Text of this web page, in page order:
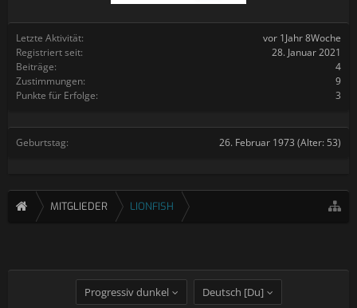
Letzte Aktivität:
vor 1Jahr 8Woche
Registriert seit:
28. Januar 2021
Beiträge:
4
Zustimmungen:
9
Punkte für Erfolge:
3
Geburtstag: 26. Februar 1973 (Alter: 53)
MITGLIEDER LIONFISH
Progressiv dunkel Deutsch [Du]